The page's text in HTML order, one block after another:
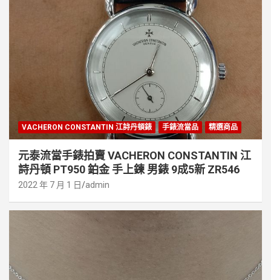
VACHERON CONSTANTIN 江詩丹頓錶 手錶流當品 精選商品
元泰流當手錶拍賣 VACHERON CONSTANTIN 江
詩丹頓 PT950 鉑金 手上鍊 男錶 9成5新 ZR546
2022 年 7 月 1 日 admin